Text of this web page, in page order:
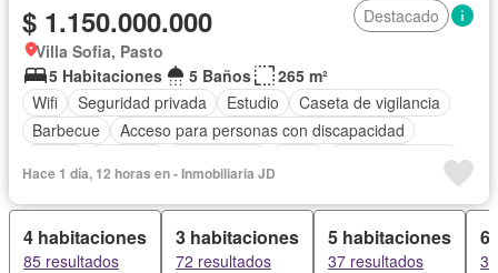
$ 1.150.000.000
Destacado
Villa Sofia, Pasto
5 Habitaciones
5 Baños
265 m²
Wifi
Seguridad privada Estudio
Caseta de vigilancia
Barbecue
Acceso para personas con discapacidad
Tanque de agua
Agua
Terraza Cuarto de servicio
Cocina integral
Electricidad Depósito
Balcón
Aparcadero
Permite mascotas Permite niños
Hace 1 día, 12 horas en - Inmobiliaria JD
4 habitaciones
85 resultados
3 habitaciones
72 resultados
5 habitaciones
37 resultados
6